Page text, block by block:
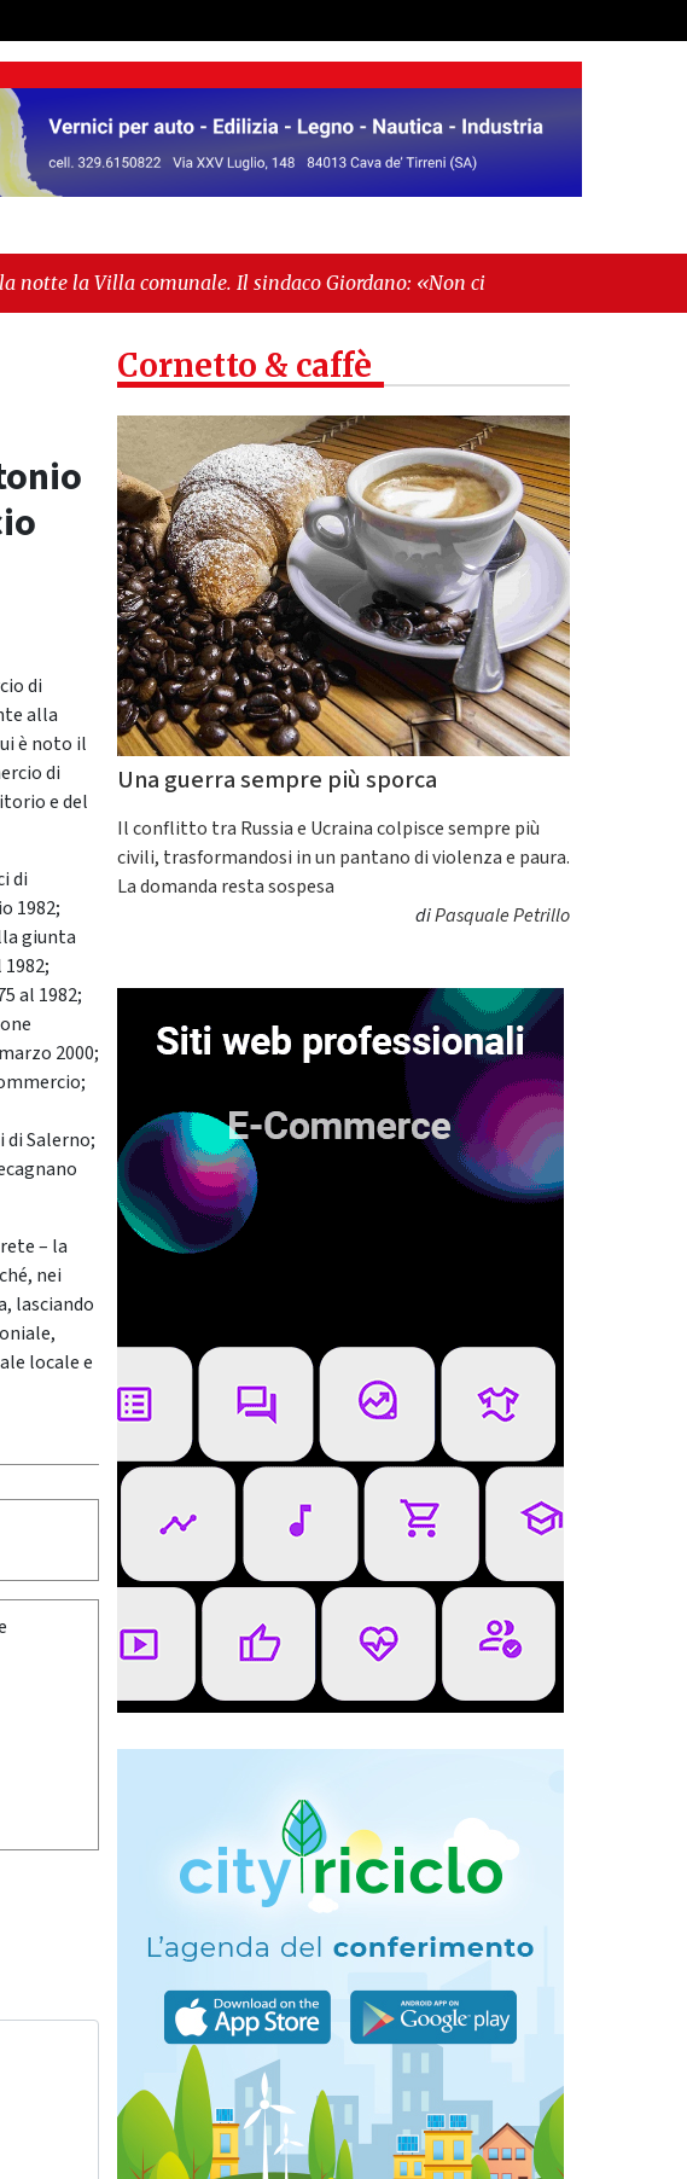
Il sindaco Giordano: «Non ci fermeremo»" -
di
alla
è noto il
di
e del
di
1982;
giunta
al 1982;
2000;
Salerno;
– la
nei
lasciando
locale e
Cornetto & caffè
Una guerra sempre più sporca
Il conflitto tra Russia e Ucraina colpisce sempre più
civili, trasformandosi in un pantano di violenza e paura.
La domanda resta sospesa
diPasquale Petrillo